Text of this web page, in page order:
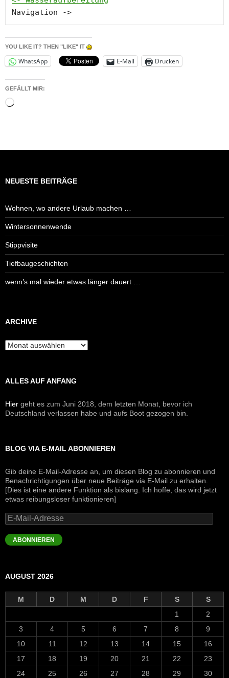
Navigation ->
YOU LIKE IT? THEN "LIKE" IT
WhatsApp E-Mail Drucken
GEFÄLLT MIR:
Wird
NEUESTE BEITRÄGE
Wohnen, wo andere Urlaub machen …
Wintersonnenwende
Stippvisite
Tiefbaugeschichten
wenn’s mal wieder etwas länger dauert …
ARCHIVE
Archive
ALLES AUF ANFANG
Hier geht es zum Juni 2018, dem letzten Monat, bevor ich
Deutschland verlassen habe und aufs Boot gezogen bin.
BLOG VIA E-MAIL ABONNIEREN
Gib deine E-Mail-Adresse an, um diesen Blog zu abonnieren und
Benachrichtigungen über neue Beiträge via E-Mail zu erhalten.
[Dies ist eine andere Funktion als bislang. Ich hoffe, das wird jetzt
etwas reibungsloser funktionieren]
E-
Mail-
Adresse
ABONNIEREN
AUGUST 2026
M D M D F S
S
1
2
3
4 5 6 7 8
9
10
11 12 13 14 15
16
17
18 19 20 21 22
23
24
25 26 27 28 29 30